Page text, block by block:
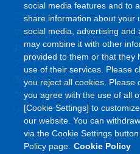
ご利用条件
サイトマップ
よくあるご質問
プライバシーポリシー
情報セキュリティポリシー
クッキーポリシー
ソーシャルメディアポリシー
social media features and to
share information about your
social media, advertising and
may combine it with other
provided to them or that they
use of their services. Please
you reject all cookies. Please
you agree with the use of all
[Cookie Settings] to
our website. You can
via the Cookie Settings
Policy page. Cookie Policy